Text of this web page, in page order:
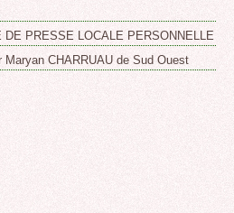
DE PRESSE LOCALE PERSONNELLE
CHARRUAU de Sud Ouest